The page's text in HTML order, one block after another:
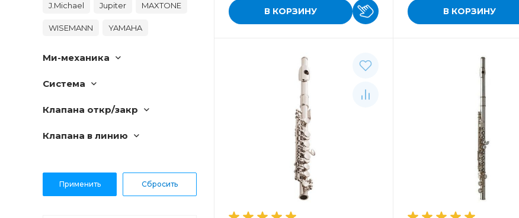
J.Michael Jupiter MAXTONE
WISEMANN YAMAHA
Ми-механика
Система
Клапана откр/закр
Клапана в линию
В КОРЗИНУ В КОРЗИНУ